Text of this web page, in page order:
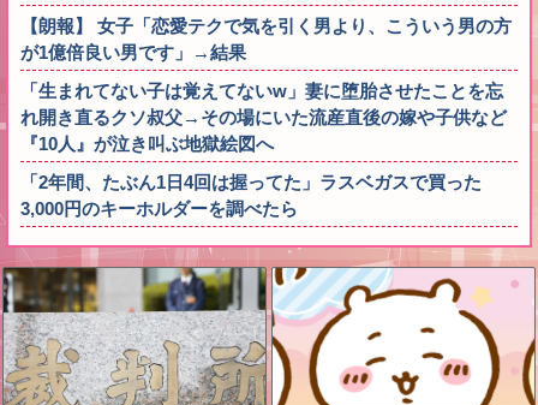
【朗報】 女子「恋愛テクで気を引く男より、こういう男の方
が1億倍良い男です」→結果
「生まれてない子は覚えてないw」妻に堕胎させたことを忘
れ開き直るクソ叔父→その場にいた流産直後の嫁や子供など
『10人』が泣き叫ぶ地獄絵図へ
「2年間、たぶん1日4回は握ってた」ラスベガスで買った
3,000円のキーホルダーを調べたら